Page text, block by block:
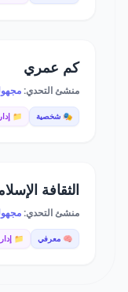
كم عمري
منشئ التحدي:
🎭 شخصية 📁
الثقافة
منشئ التحدي:
🧠 معرفي 📁